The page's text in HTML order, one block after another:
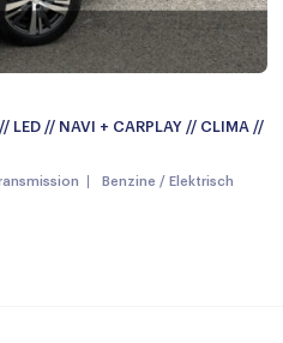
// NAVI + CARPLAY // CLIMA //
Benzine / Elektrisch